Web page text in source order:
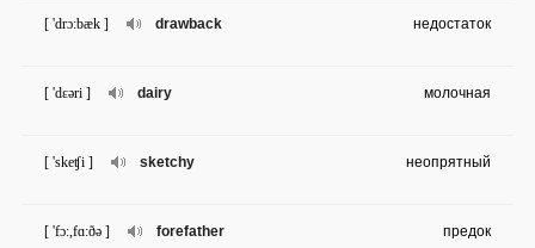
drawback
[ 'drɔ:bæk ] недостаток
dairy
[ 'dɛəri ] молочная
sketchy
[ 'skeʧi ] неопрятный
forefather
[ 'fɔ:,fɑ:ðə ] предок